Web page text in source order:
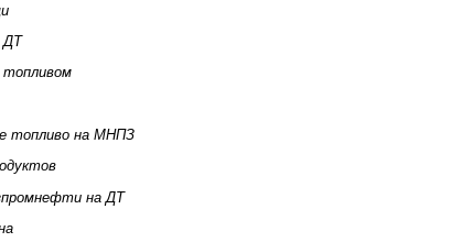
ДТ
топливо на МНПЗ
на ДТ